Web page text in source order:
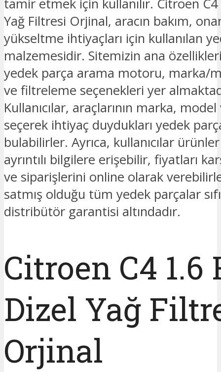
tamir etmek için kullanılır. Citroen
Yağ Filtresi Orjinal, aracın bakım,
yükseltme ihtiyaçları için kullanılan
malzemesidir. Sitemizin ana
yedek parça arama motoru, marka/
ve filtreleme seçenekleri yer
Kullanıcılar, araçlarının marka, model
seçerek ihtiyaç duydukları yedek
bulabilirler. Ayrıca, kullanıcılar
ayrıntılı bilgilere erişebilir, fiyatları
ve siparişlerini online olarak
satmış olduğu tüm yedek parçalar
distribütör garantisi altındadır.
Citroen C4 1.6
Dizel Yağ
Orjinal